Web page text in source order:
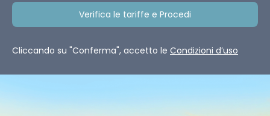
Verifica le tariffe e Procedi
Cliccando su "Conferma", accetto le Condizioni d’uso